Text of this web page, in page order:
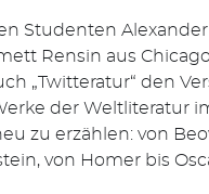
Studenten
Rensin aus
„Twitteratur“ den
der Weltliteratur
zu erzählen: von
von Homer bis